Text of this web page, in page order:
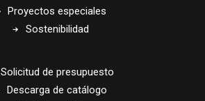
Proyectos especiales
Sostenibilidad
Solicitud de presupuesto
Descarga de catálogo